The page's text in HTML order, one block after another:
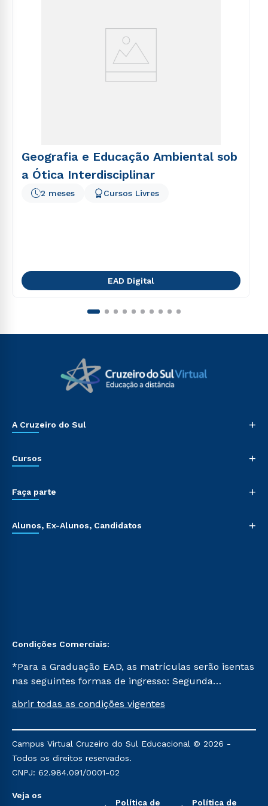
Geografia e Educação Ambiental sob
a Ótica Interdisciplinar
2 meses Cursos Livres
EAD Digital
A Cruzeiro do Sul +
Cursos +
Faça parte +
Alunos, Ex-Alunos, Candidatos +
Condições Comerciais:
*Para a Graduação EAD, as matrículas serão isentas
nas seguintes formas de ingresso: Segunda
Já para as demais, a taxa de matrícula será de R$
mencionadas são referentes aos cursos: Ensino
Religioso, Geografia para a Docência e Metodologia
do Ensino de História: Questões Atuais.
abrir todas as condições vigentes
Campus Virtual Cruzeiro do Sul Educacional © 2026 -
Todos os direitos reservados.
CNPJ: 62.984.091/0001-02
Veja os
Política de Política de